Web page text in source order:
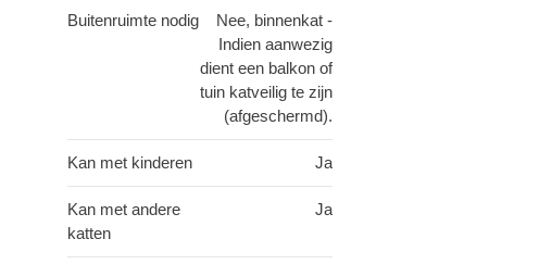
Buitenruimte nodig
Nee, binnenkat -
Indien aanwezig
dient een balkon of
tuin katveilig te zijn
(afgeschermd).
Kan met kinderen Ja
Kan met andere
katten
Ja